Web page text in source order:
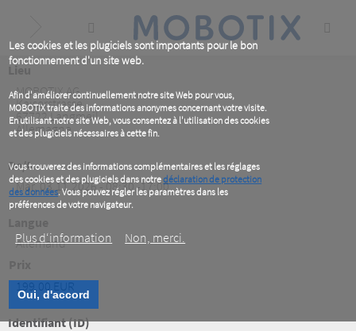
Les cookies et les plugiciels sont importants pour le bon
fonctionnement d'un site web.
Afin d'améliorer continuellement notre site Web pour vous,
MOBOTIX traite des informations anonymes concernant votre visite.
En utilisant notre site Web, vous consentez à l'utilisation des cookies
et des plugiciels nécessaires à cette fin.
Vous trouverez des informations complémentaires et les réglages
des cookies et des plugiciels dans notredéclaration de protection
des données. Vous pouvez régler les paramètres dans les
préférences de votre navigateur.
Plus d‘information Non, merci.
Oui, d'accord
content
MOBOTIX AG
Kaiserstrasse
67722Langmeil
Allemagne
De/A
Mar, 03.11.2026 - 08:30 -17:00
Allemand
Identifiant (ID)